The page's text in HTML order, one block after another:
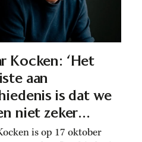
Kocken: ‘Het
aan
is dat we
niet zeker
is op 17 oktober